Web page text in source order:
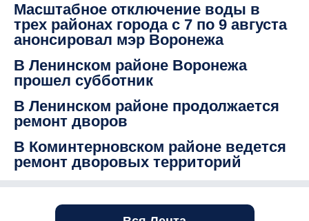
Масштабное отключение воды в
трех районах города с 7 по 9 августа
анонсировал мэр Воронежа
В Ленинском районе Воронежа
прошел субботник
В Ленинском районе продолжается
ремонт дворов
В Коминтерновском районе ведется
ремонт дворовых территорий